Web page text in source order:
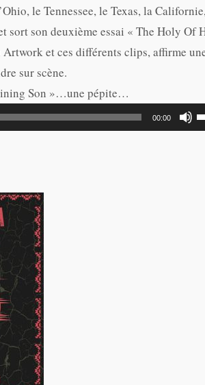
le Tennessee, le Texas, la
sort son deuxième essai « The Holy Of
et ces différents clips, affirme
sur scène.
Son »…une pépite…
00:00